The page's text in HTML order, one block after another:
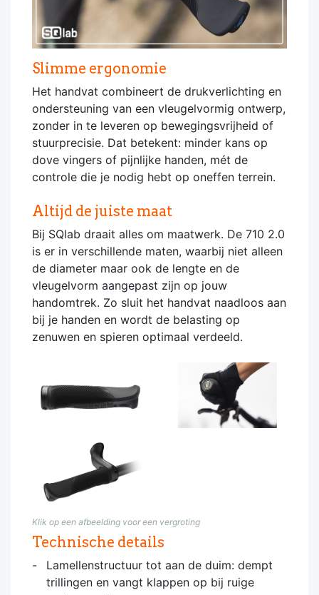
Slimme ergonomie
Het handvat combineert de drukverlichting en
ondersteuning van een vleugelvormig ontwerp,
zonder in te leveren op bewegingsvrijheid of
stuurprecisie. Dat betekent: minder kans op
dove vingers of pijnlijke handen, mét de
controle die je nodig hebt op oneffen terrein.
Altijd de juiste maat
Bij SQlab draait alles om maatwerk. De 710 2.0
is er in verschillende maten, waarbij niet alleen
de diameter maar ook de lengte en de
vleugelvorm aangepast zijn op jouw
handomtrek. Zo sluit het handvat naadloos aan
bij je handen en wordt de belasting op
zenuwen en spieren optimaal verdeeld.
Klik op een afbeelding voor een vergroting
Technische details
Lamellenstructuur tot aan de duim: dempt
trillingen en vangt klappen op bij ruige